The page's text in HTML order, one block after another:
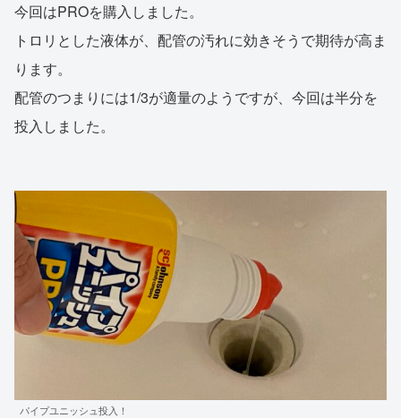
今回はPROを購入しました。
トロリとした液体が、配管の汚れに効きそうで期待が高ま
ります。
配管のつまりには1/3が適量のようですが、今回は半分を
投入しました。
パイプユニッシュ投入！